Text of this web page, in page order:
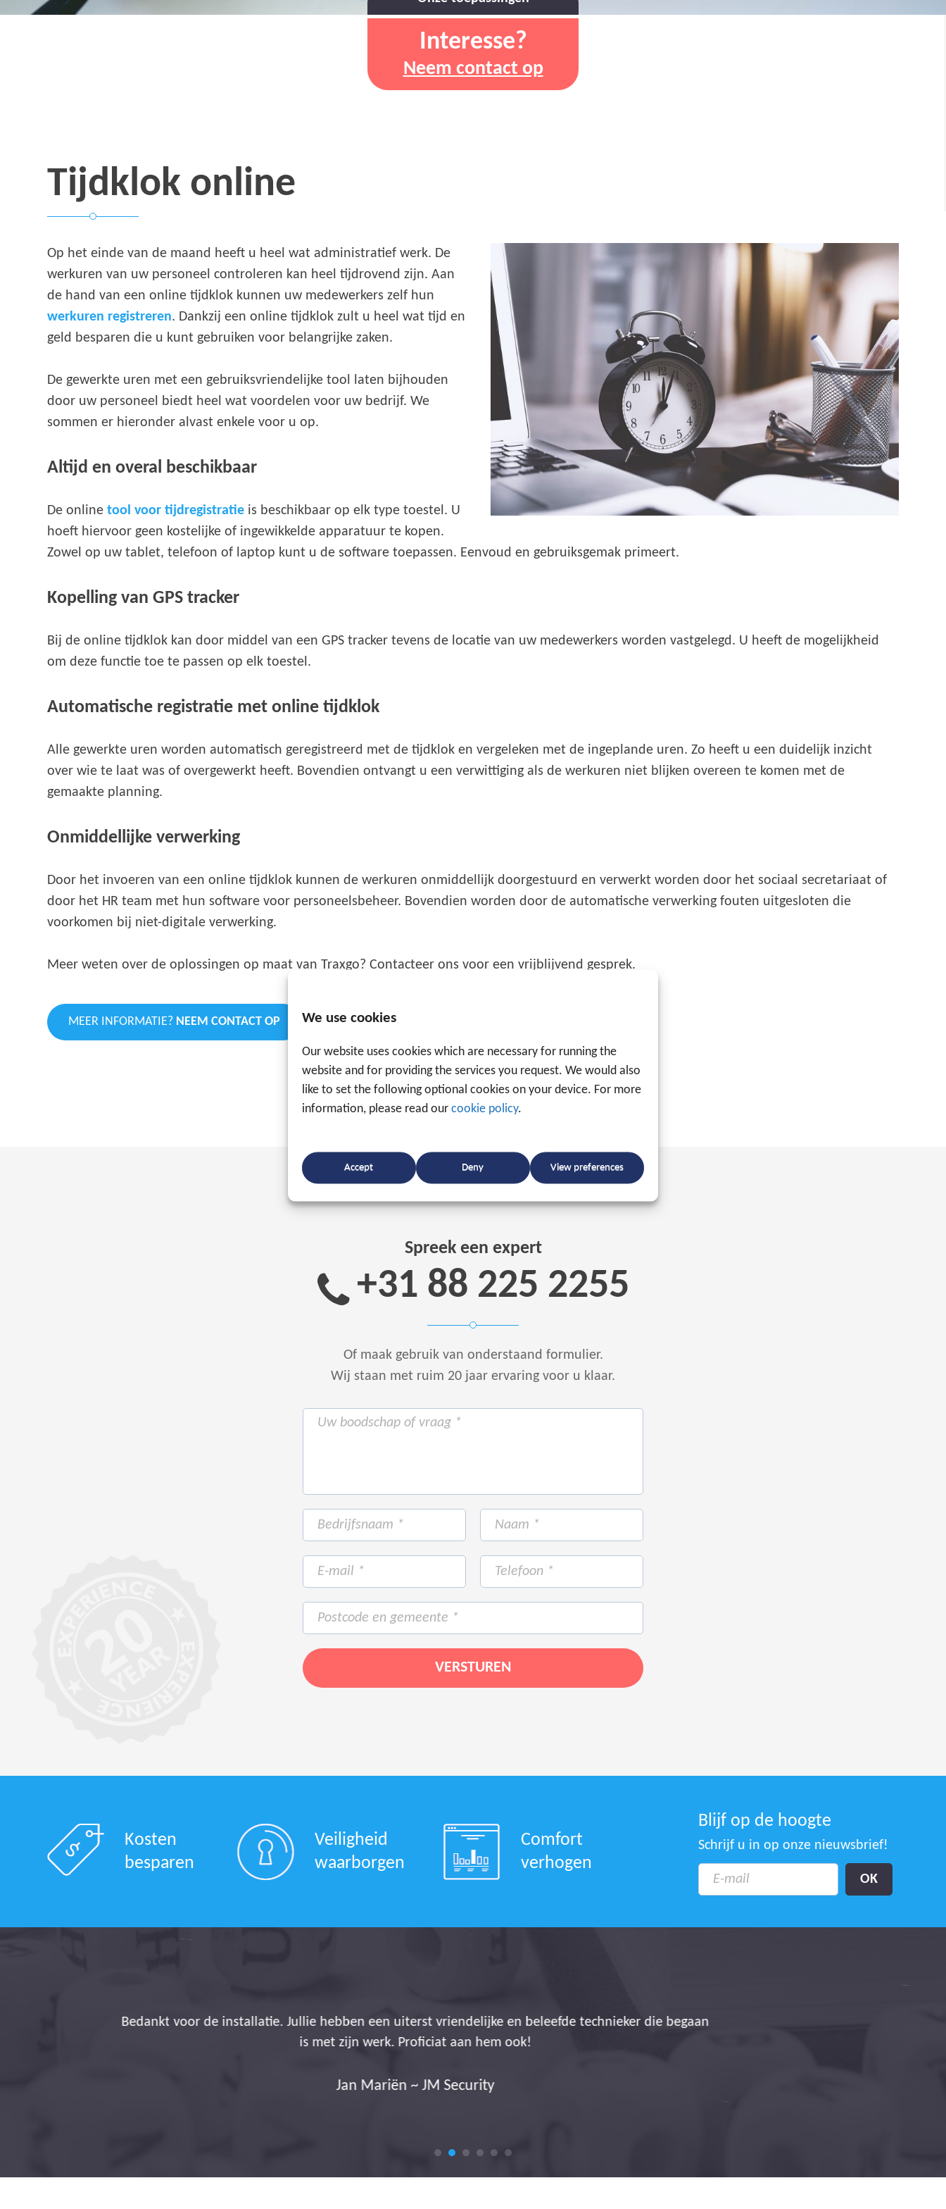
We use cookies
Our website uses cookies which are necessary for running the
website and for providing the services you request. We would also
like to set the following optional cookies on your device. For more
information, please read our cookie policy.
Accept Deny View preferences
Interesse?
Neem contact op
Tijdklok online
Op het einde van de maand heeft u heel wat administratief werk. De
werkuren van uw personeel controleren kan heel tijdrovend zijn. Aan
de hand van een online tijdklok kunnen uw medewerkers zelf hun
werkuren registreren. Dankzij een online tijdklok zult u heel wat tijd en
geld besparen die u kunt gebruiken voor belangrijke zaken.
De gewerkte uren met een gebruiksvriendelijke tool laten bijhouden
door uw personeel biedt heel wat voordelen voor uw bedrijf. We
sommen er hieronder alvast enkele voor u op.
Altijd en overal beschikbaar
De onlinetool voor tijdregistratie is beschikbaar op elk type toestel. U
hoeft hiervoor geen kostelijke of ingewikkelde apparatuur te kopen.
Zowel op uw tablet, telefoon of laptop kunt u de software toepassen. Eenvoud en gebruiksgemak primeert.
Kopelling van GPS tracker
Bij de online tijdklok kan door middel van een GPS tracker tevens de locatie van uw medewerkers worden vastgelegd. U heeft de mogelijkheid
om deze functie toe te passen op elk toestel.
Automatische registratie met online tijdklok
Alle gewerkte uren worden automatisch geregistreerd met de tijdklok en vergeleken met de ingeplande uren. Zo heeft u een duidelijk inzicht
over wie te laat was of overgewerkt heeft. Bovendien ontvangt u een verwittiging als de werkuren niet blijken overeen te komen met de
gemaakte planning.
Onmiddellijke verwerking
Door het invoeren van een online tijdklok kunnen de werkuren onmiddellijk doorgestuurd en verwerkt worden door het sociaal secretariaat of
door het HR team met hun software voor personeelsbeheer. Bovendien worden door de automatische verwerking fouten uitgesloten die
voorkomen bij niet-digitale verwerking.
Meer weten over de oplossingen op maat van Traxgo? Contacteer ons voor een vrijblijvend gesprek.
MEER INFORMATIE? NEEM CONTACT OP
Spreek een expert
+31 88 225 2255
Of maak gebruik van onderstaand formulier.
Wij staan met ruim 20 jaar ervaring voor u klaar.
Kosten
besparen
Veiligheid
waarborgen
Comfort
verhogen
Blijf op de hoogte
Schrijf u in op onze nieuwsbrief!
De verzamelde gegevens stellen ons in staat onze administratieve belasting op gevoelige wijze te
verminderen terwijl we een totale transparantie aanbieden. Het is dus allemaal winst voor iedereen!
Hans Janssens ~ Operationeel verantwoordelijke Q-Team